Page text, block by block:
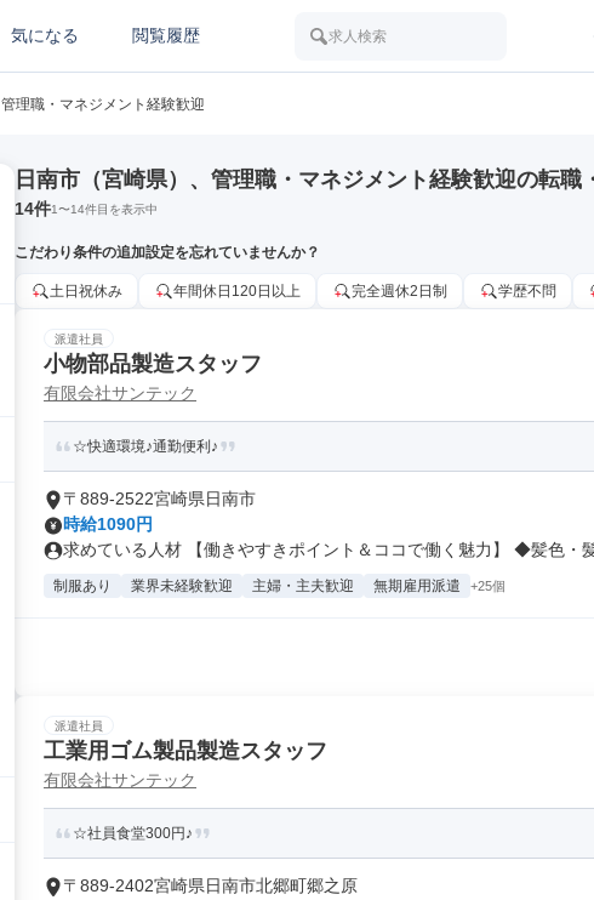
気になる 閲覧履歴 求人検索
管理職・マネジメント経験歓迎
日南市（宮崎県）、管理職・マネジメント経験歓迎の転職
14件1〜14件目を表示中
こだわり条件の追加設定を忘れていませんか？
土日祝休み 年間休日120日以上 完全週休2日制 学歴不問
派遣社員
小物部品製造スタッフ
有限会社サンテック
☆快適環境♪通勤便利♪
〒889-2522宮崎県日南市
時給1090円
求めている人材 【働きやすきポイント＆ココで働く魅力】 ◆髪色・
制服あり 業界未経験歓迎 主婦・主夫歓迎 無期雇用派遣 +25個
派遣社員
工業用ゴム製品製造スタッフ
有限会社サンテック
☆社員食堂300円♪
〒889-2402宮崎県日南市北郷町郷之原